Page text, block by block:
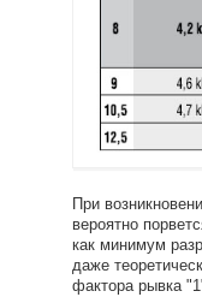
При
вероятно
как минимум
даже
фактора рывка